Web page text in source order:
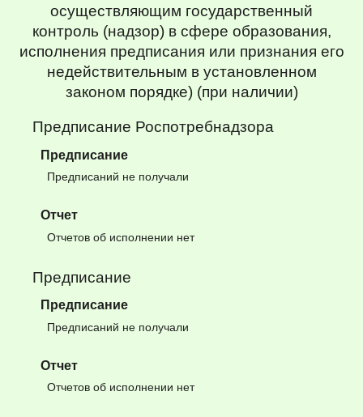
осуществляющим государственный
контроль (надзор) в сфере образования,
исполнения предписания или признания его
недействительным в установленном
законом порядке) (при наличии)
Предписание Роспотребнадзора
Предписание
Предписаний не получали
Отчет
Отчетов об исполнении нет
Предписание
Предписание
Предписаний не получали
Отчет
Отчетов об исполнении нет